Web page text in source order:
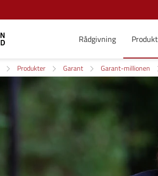
Rådgivning
Produkter Garant Garant-millionen